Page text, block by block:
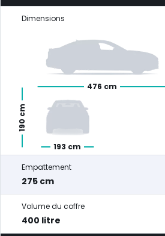
Dimensions
476 cm
193 cm
190 cm
Empattement
275 cm
Volume du coffre
400 litre